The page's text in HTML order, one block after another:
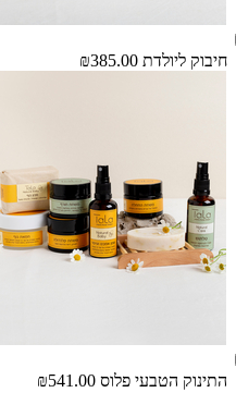
חיבוק ליולדת ₪385.00
התינוק הטבעי פלוס ₪541.00